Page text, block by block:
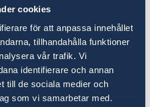
cookies
för att anpassa innehållet
tillhandahålla funktioner
vår trafik. Vi
identifierare och annan
till de sociala medier och
som vi samarbetar med.
Women's Euro 2025
| UEFA.com(opens in a